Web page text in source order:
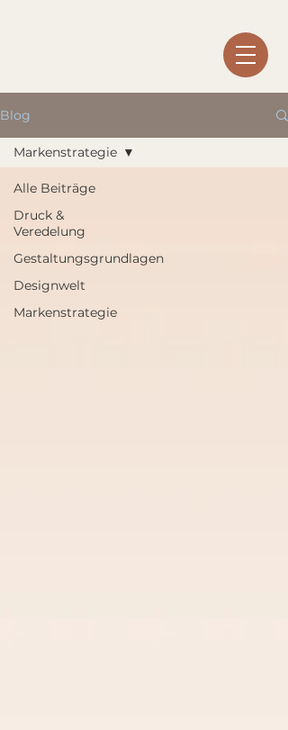
Blog
Alle Beiträge
Druck &
Veredelung
Gestaltungsgrundlagen
Designwelt
Markenstrategie
Markenstrategie